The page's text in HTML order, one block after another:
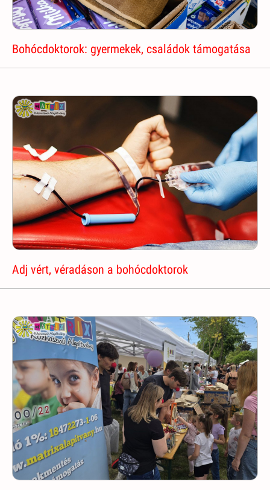
Bohócdoktorok: gyermekek, családok támogatása
Adj vért, véradáson a bohócdoktorok